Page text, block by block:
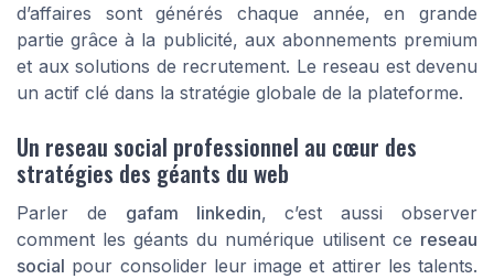
d’affaires sont générés chaque année, en grande
partie grâce à la publicité, aux abonnements premium
et aux solutions de recrutement. Le reseau est devenu
un actif clé dans la stratégie globale de la plateforme.
Un reseau social professionnel au cœur des
stratégies des géants du web
Parler de gafam linkedin, c’est aussi observer
comment les géants du numérique utilisent ce reseau
social pour consolider leur image et attirer les talents.